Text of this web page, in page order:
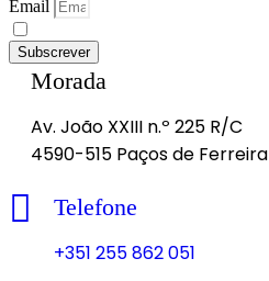
Email
Subscrever
Morada
Av. João XXIII n.º 225 R/C
4590-515 Paços de Ferreira
Telefone
+351 255 862 051